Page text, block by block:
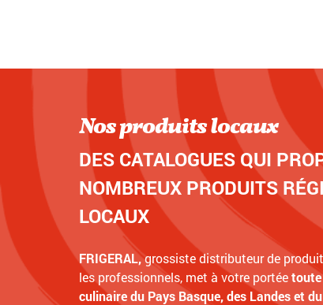
Nos produits locaux
DES CATALOGUES QUI
NOMBREUX PRODUITS
LOCAUX
FRIGERAL,grossiste distributeur de
les professionnels, met à votre portée
culinaire du Pays Basque, des Landes et